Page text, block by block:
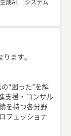
生成AI
システム
ます。
“困った”を解
支援・コンサル
を持つ各分野
フェッショナ